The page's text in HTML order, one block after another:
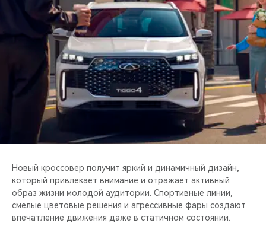
НАШИ МЕРОПРИЯТИЯ
ВИДЕООБЗОРЫ
CHERY ДЛЯ ДЕТЕЙ
Новый кроссовер получит яркий и динамичный дизайн,
который привлекает внимание и отражает активный
образ жизни молодой аудитории. Спортивные линии,
смелые цветовые решения и агрессивные фары создают
впечатление движения даже в статичном состоянии.